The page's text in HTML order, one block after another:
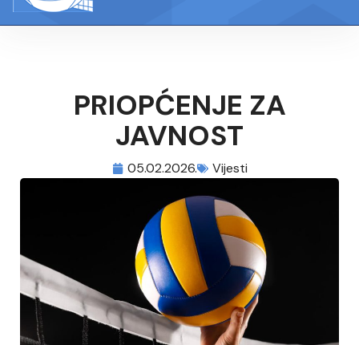
PRIOPĆENJE ZA
JAVNOST
05.02.2026. Vijesti